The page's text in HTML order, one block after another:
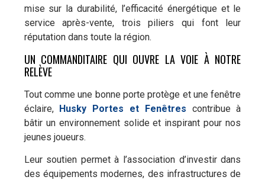
mise sur la durabilité, l’efficacité énergétique et le
service après-vente, trois piliers qui font leur
réputation dans toute la région.
UN COMMANDITAIRE QUI OUVRE LA VOIE À NOTRE
RELÈVE
Tout comme une bonne porte protège et une fenêtre
éclaire, Husky Portes et Fenêtres contribue à
bâtir un environnement solide et inspirant pour nos
jeunes joueurs.
Leur soutien permet à l’association d’investir dans
des équipements modernes, des infrastructures de